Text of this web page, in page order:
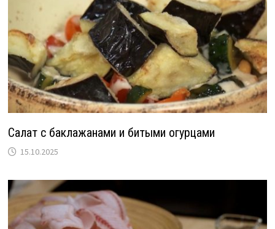
Салат с баклажанами и битыми огурцами
15.10.2025